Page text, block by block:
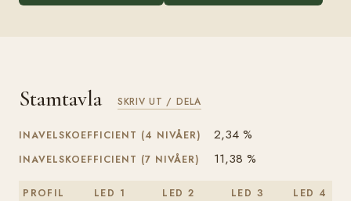
Stamtavla SKRIV UT / DELA
INAVELSKOEFFICIENT (4 NIVÅER) 2,34 %
INAVELSKOEFFICIENT (7 NIVÅER) 11,38 %
PROFIL LED 1 LED 2 LED 3 LED 4